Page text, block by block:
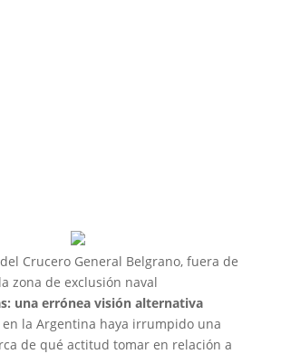
Crucero General Belgrano, fuera de
la zona de exclusión naval
una errónea visión alternativa
en la Argentina haya irrumpido una
de qué actitud tomar en relación a